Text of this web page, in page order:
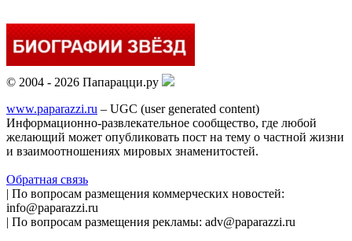
© 2004 - 2026 Папарацци.ру
www.paparazzi.ru – UGC (user generated content)
Информационно-развлекательное сообщество, где любой
желающий может опубликовать пост на тему о частной жизни
и взаимоотношениях мировых знаменитостей.
Обратная связь
| По вопросам размещения коммерческих новостей:
info@paparazzi.ru
| По вопросам размещения рекламы: adv@paparazzi.ru